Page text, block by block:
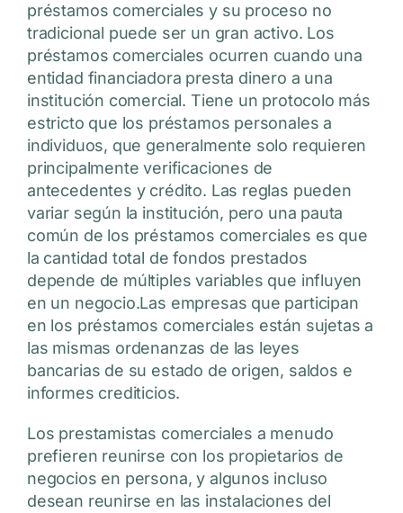
préstamos comerciales y su proceso no
tradicional puede ser un gran activo. Los
préstamos comerciales ocurren cuando una
entidad financiadora presta dinero a una
institución comercial. Tiene un protocolo más
estricto que los préstamos personales a
individuos, que generalmente solo requieren
principalmente verificaciones de
antecedentes y crédito. Las reglas pueden
variar según la institución, pero una pauta
común de los préstamos comerciales es que
la cantidad total de fondos prestados
depende de múltiples variables que influyen
en un negocio.Las empresas que participan
en los préstamos comerciales están sujetas a
las mismas ordenanzas de las leyes
bancarias de su estado de origen, saldos e
informes crediticios.
Los prestamistas comerciales a menudo
prefieren reunirse con los propietarios de
negocios en persona, y algunos incluso
desean reunirse en las instalaciones del